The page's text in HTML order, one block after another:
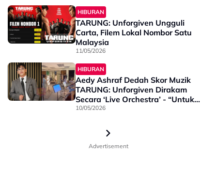
HIBURAN
TARUNG: Unforgiven Ungguli
Carta, Filem Lokal Nombor Satu
Malaysia
11/05/2026
HIBURAN
Aedy Ashraf Dedah Skor Muzik
TARUNG: Unforgiven Dirakam
Secara ‘Live Orchestra’ - “Untuk
Bagi Feel Yang Real..”
10/05/2026
Advertisement